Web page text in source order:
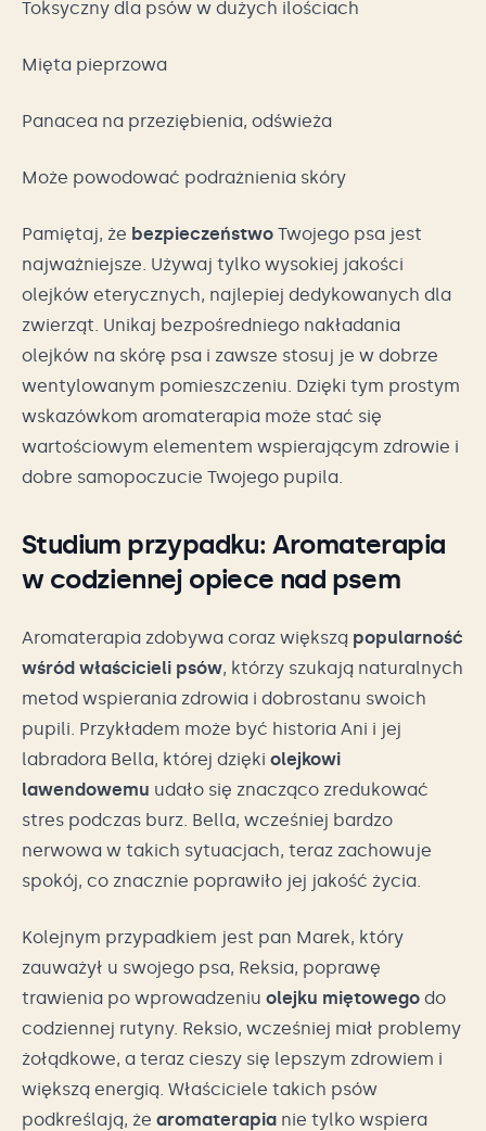
Toksyczny dla psów w dużych ilościach
Mięta pieprzowa
Panacea na przeziębienia, odświeża
Może powodować podrażnienia skóry
Pamiętaj, że bezpieczeństwo Twojego psa jest
najważniejsze. Używaj tylko wysokiej jakości
olejków eterycznych, najlepiej dedykowanych dla
zwierząt. Unikaj bezpośredniego nakładania
olejków na skórę psa i zawsze stosuj je w dobrze
wentylowanym pomieszczeniu. Dzięki tym prostym
wskazówkom aromaterapia może stać się
wartościowym elementem wspierającym zdrowie i
dobre samopoczucie Twojego pupila.
Studium przypadku: Aromaterapia
w codziennej opiece nad psem
Aromaterapia zdobywa coraz większą popularność
wśród właścicieli psów, którzy szukają naturalnych
metod wspierania zdrowia i dobrostanu swoich
pupili. Przykładem może być historia Ani i jej
labradora Bella, której dzięki olejkowi
lawendowemu udało się znacząco zredukować
stres podczas burz. Bella, wcześniej bardzo
nerwowa w takich sytuacjach, teraz zachowuje
spokój, co znacznie poprawiło jej jakość życia.
Kolejnym przypadkiem jest pan Marek, który
zauważył u swojego psa, Reksia, poprawę
trawienia po wprowadzeniu olejku miętowego do
codziennej rutyny. Reksio, wcześniej miał problemy
żołądkowe, a teraz cieszy się lepszym zdrowiem i
większą energią. Właściciele takich psów
podkreślają, że aromaterapia nie tylko wspiera